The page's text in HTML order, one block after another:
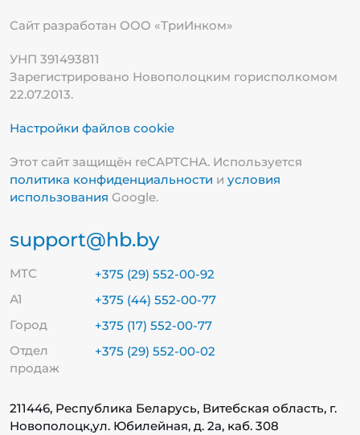
Сайт разработан ООО «ТриИнком»
УНП 391493811
Зарегистрировано Новополоцким горисполкомом
22.07.2013.
Настройки файлов cookie
Этот сайт защищён reCAPTCHA. Используется
политика конфиденциальности и условия
использования Google.
support@hb.by
МТС
+375 (29) 552-00-92
А1
+375 (44) 552-00-77
Город
+375 (17) 552-00-77
Отдел
продаж
+375 (29) 552-00-02
211446, Республика Беларусь, Витебская область, г.
Новополоцк,ул. Юбилейная, д. 2а, каб. 308